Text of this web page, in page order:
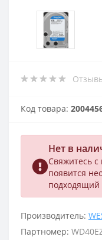
Код товара:
Нет в
Свяжитесь
появится
подходящий
Производитель:
Партномер: